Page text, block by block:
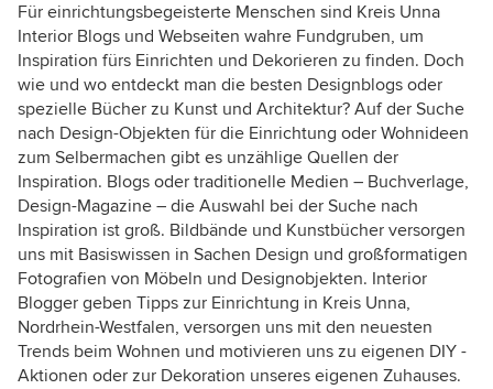
Für einrichtungsbegeisterte Menschen sind Kreis Unna
Interior Blogs und Webseiten wahre Fundgruben, um
Inspiration fürs Einrichten und Dekorieren zu finden. Doch
wie und wo entdeckt man die besten Designblogs oder
spezielle Bücher zu Kunst und Architektur? Auf der Suche
nach Design-Objekten für die Einrichtung oder Wohnideen
zum Selbermachen gibt es unzählige Quellen der
Inspiration. Blogs oder traditionelle Medien – Buchverlage,
Design-Magazine – die Auswahl bei der Suche nach
Inspiration ist groß. Bildbände und Kunstbücher versorgen
uns mit Basiswissen in Sachen Design und großformatigen
Fotografien von Möbeln und Designobjekten. Interior
Blogger geben Tipps zur Einrichtung in Kreis Unna,
Nordrhein-Westfalen, versorgen uns mit den neuesten
Trends beim Wohnen und motivieren uns zu eigenen DIY -
Aktionen oder zur Dekoration unseres eigenen Zuhauses.